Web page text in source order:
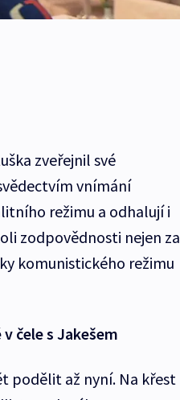
zveřejnil své
vnímání
režimu a odhalují i
zodpovědnosti nejen za
komunistického režimu
čele s Jakešem
podělit až nyní. Na křest